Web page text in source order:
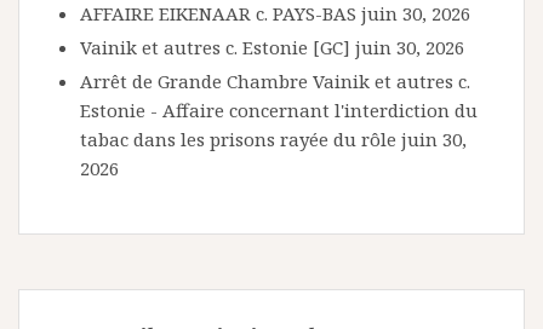
AFFAIRE EIKENAAR c. PAYS-BAS juin 30, 2026
Vainik et autres c. Estonie [GC] juin 30, 2026
Arrêt de Grande Chambre Vainik et autres c.
Estonie - Affaire concernant l'interdiction du
tabac dans les prisons rayée du rôle juin 30,
2026